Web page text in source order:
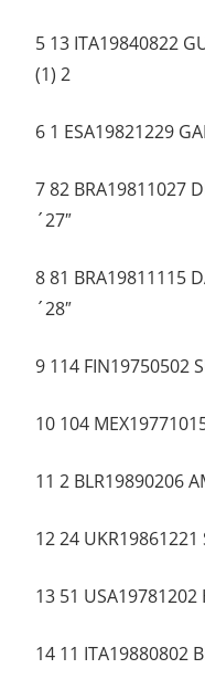
5 13 ITA19840822
(1) 2
6 1 ESA19821229
7 82 BRA19811027
´27″
8 81 BRA19811115
´28″
9 114 FIN19750502
10 104
11 2 BLR19890206
12 24 UKR19861221
13 51 USA19781202
14 11 ITA19880802